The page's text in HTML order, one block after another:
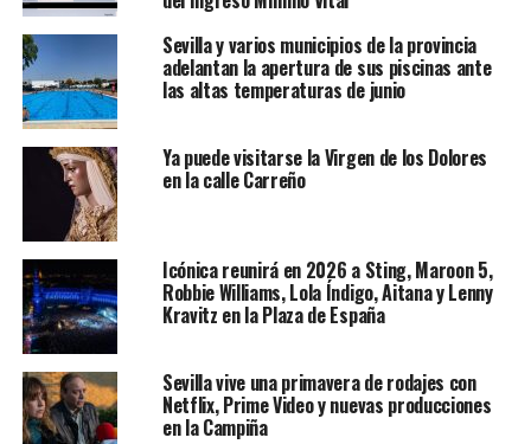
Sevilla y varios municipios de la provincia
adelantan la apertura de sus piscinas ante
las altas temperaturas de junio
Ya puede visitarse la Virgen de los Dolores
en la calle Carreño
Icónica reunirá en 2026 a Sting, Maroon 5,
Robbie Williams, Lola Índigo, Aitana y Lenny
Kravitz en la Plaza de España
Sevilla vive una primavera de rodajes con
Netflix, Prime Video y nuevas producciones
en la Campiña